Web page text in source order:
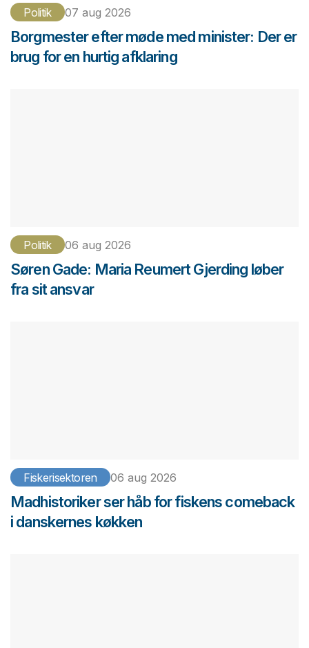
Politik 07 aug 2026
Borgmester efter møde med minister: Der er
brug for en hurtig afklaring
Politik 06 aug 2026
Søren Gade: Maria Reumert Gjerding løber
fra sit ansvar
Fiskerisektoren 06 aug 2026
Madhistoriker ser håb for fiskens comeback
i danskernes køkken